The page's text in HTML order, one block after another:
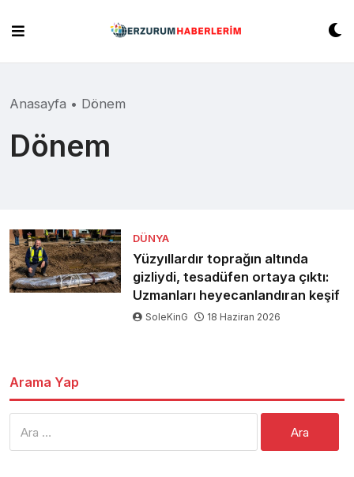
content
Anasayfa • Dönem
Dönem
DÜNYA
Yüzyıllardır toprağın altında
gizliydi, tesadüfen ortaya çıktı:
Uzmanları heyecanlandıran keşif
SoleKinG 18 Haziran 2026
Arama Yap